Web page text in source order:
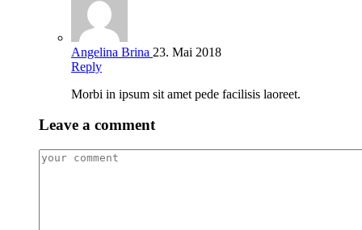
Angelina Brina 23. Mai 2018
Reply
Morbi in ipsum sit amet pede facilisis laoreet.
Leave a comment